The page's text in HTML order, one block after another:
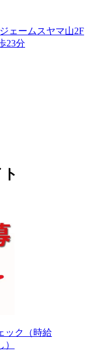
ェームスヤマ山2F
23分
ック（時給